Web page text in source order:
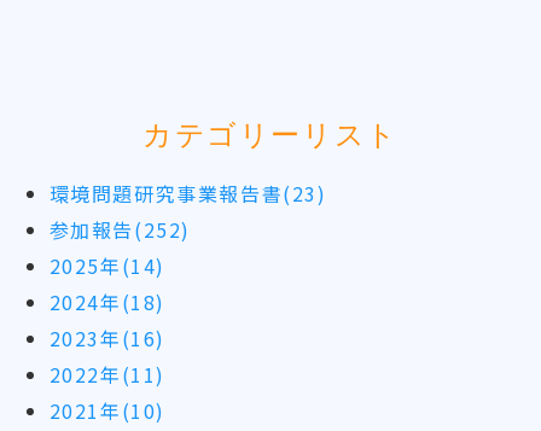
カテゴリーリスト
環境問題研究事業報告書(23)
参加報告(252)
2025年(14)
2024年(18)
2023年(16)
2022年(11)
2021年(10)